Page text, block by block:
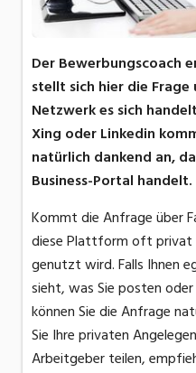
Der Bewerbungscoach
stellt sich hier die Frage
Netzwerk es sich
Xing oder Linkedin
natürlich dankend an,
Business-Portal handelt.
Kommt die Anfrage über
diese Plattform oft privat
genutzt wird. Falls Ihnen
sieht, was Sie posten
können Sie die Anfrage
Sie Ihre privaten
Arbeitgeber teilen,